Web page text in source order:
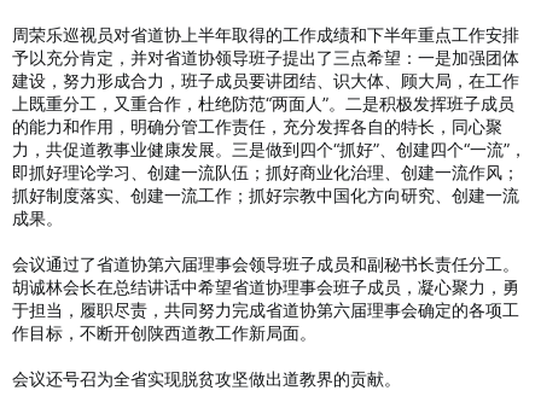
周荣乐巡视员对省道协上半年取得的工作成绩和下半年重点工作安排
予以充分肯定，并对省道协领导班子提出了三点希望：一是加强团体
建设，努力形成合力，班子成员要讲团结、识大体、顾大局，在工作
上既重分工，又重合作，杜绝防范“两面人”。二是积极发挥班子成员
的能力和作用，明确分管工作责任，充分发挥各自的特长，同心聚
力，共促道教事业健康发展。三是做到四个“抓好”、创建四个“一流”，
即抓好理论学习、创建一流队伍；抓好商业化治理、创建一流作风；
抓好制度落实、创建一流工作；抓好宗教中国化方向研究、创建一流
成果。
会议通过了省道协第六届理事会领导班子成员和副秘书长责任分工。
胡诚林会长在总结讲话中希望省道协理事会班子成员，凝心聚力，勇
于担当，履职尽责，共同努力完成省道协第六届理事会确定的各项工
作目标，不断开创陕西道教工作新局面。
会议还号召为全省实现脱贫攻坚做出道教界的贡献。